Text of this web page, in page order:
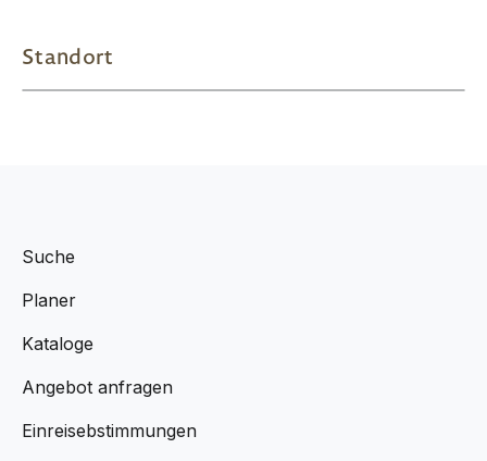
Standort
Suche
Planer
Kataloge
Angebot anfragen
Einreisebstimmungen